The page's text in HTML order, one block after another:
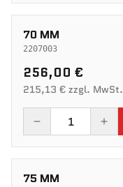
70 MM
2207003
256,00 €
215,13 € zzgl. MwSt.
75 MM